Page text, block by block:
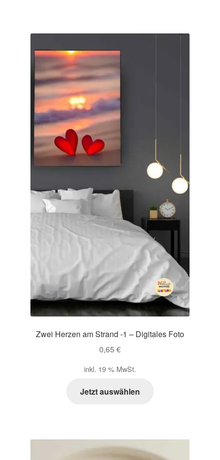
Zwei Herzen am Strand -1 – Digitales Foto
0,65 €
inkl. 19 % MwSt.
Jetzt auswählen